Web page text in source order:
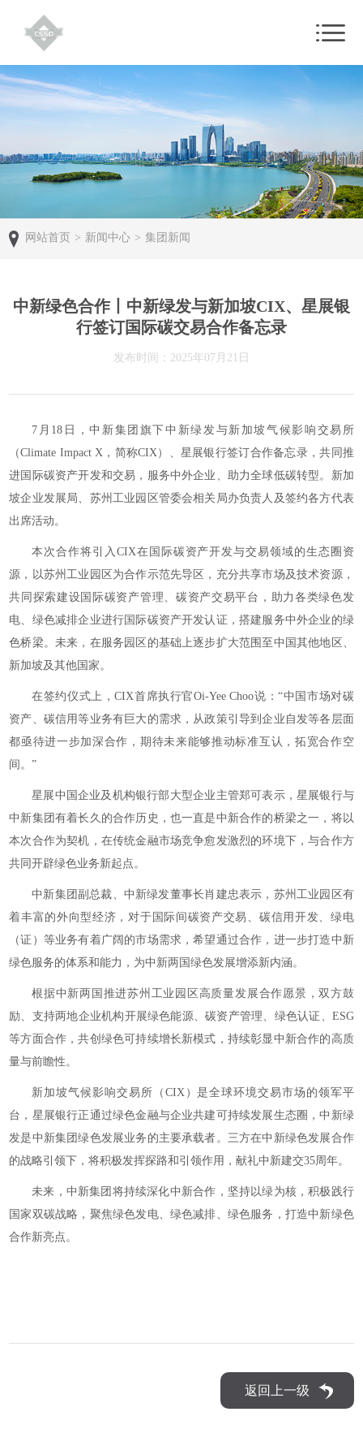
网站首页 > 新闻中心 > 集团新闻
中新绿色合作丨中新绿发与新加坡CIX、星展银
行签订国际碳交易合作备忘录
发布时间：2025年07月21日
7月18日，中新集团旗下中新绿发与新加坡气候影响交易所
（Climate Impact X，简称CIX）、星展银行签订合作备忘录，共同推
进国际碳资产开发和交易，服务中外企业、助力全球低碳转型。新加
坡企业发展局、苏州工业园区管委会相关局办负责人及签约各方代表
出席活动。
本次合作将引入CIX在国际碳资产开发与交易领域的生态圈资
源，以苏州工业园区为合作示范先导区，充分共享市场及技术资源，
共同探索建设国际碳资产管理、碳资产交易平台，助力各类绿色发
电、绿色减排企业进行国际碳资产开发认证，搭建服务中外企业的绿
色桥梁。未来，在服务园区的基础上逐步扩大范围至中国其他地区、
新加坡及其他国家。
在签约仪式上，CIX首席执行官Oi-Yee Choo说：“中国市场对碳
资产、碳信用等业务有巨大的需求，从政策引导到企业自发等各层面
都亟待进一步加深合作，期待未来能够推动标准互认，拓宽合作空
间。”
星展中国企业及机构银行部大型企业主管郑可表示，星展银行与
中新集团有着长久的合作历史，也一直是中新合作的桥梁之一，将以
本次合作为契机，在传统金融市场竞争愈发激烈的环境下，与合作方
共同开辟绿色业务新起点。
中新集团副总裁、中新绿发董事长肖建忠表示，苏州工业园区有
着丰富的外向型经济，对于国际间碳资产交易、碳信用开发、绿电
（证）等业务有着广阔的市场需求，希望通过合作，进一步打造中新
绿色服务的体系和能力，为中新两国绿色发展增添新内涵。
根据中新两国推进苏州工业园区高质量发展合作愿景，双方鼓
励、支持两地企业机构开展绿色能源、碳资产管理、绿色认证、ESG
等方面合作，共创绿色可持续增长新模式，持续彰显中新合作的高质
量与前瞻性。
新加坡气候影响交易所（CIX）是全球环境交易市场的领军平
台，星展银行正通过绿色金融与企业共建可持续发展生态圈，中新绿
发是中新集团绿色发展业务的主要承载者。三方在中新绿色发展合作
的战略引领下，将积极发挥探路和引领作用，献礼中新建交35周年。
未来，中新集团将持续深化中新合作，坚持以绿为核，积极践行
国家双碳战略，聚焦绿色发电、绿色减排、绿色服务，打造中新绿色
合作新亮点。
返回上一级